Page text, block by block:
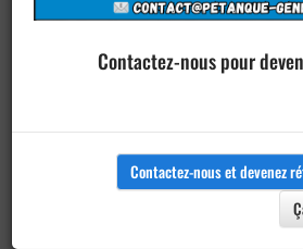
Contactez-nous pour
Contactez-nous et devenez